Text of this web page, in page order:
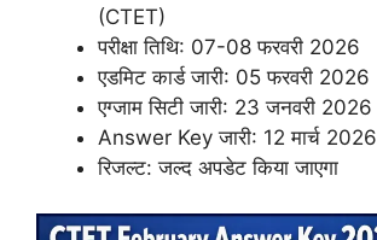
(CTET)
परीक्षा तिथि: 07-08 फरवरी 2026
एडमिट कार्ड जारी: 05 फरवरी 2026
एग्जाम सिटी जारी: 23 जनवरी 2026
Answer Key जारी: 12 मार्च 2026
रिजल्ट: जल्द अपडेट किया जाएगा